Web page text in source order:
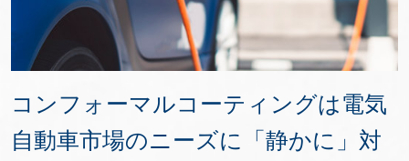
コンフォーマルコーティングは電気
自動車市場のニーズに「静かに」対